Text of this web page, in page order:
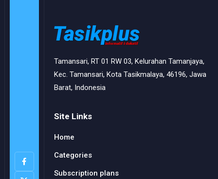
Tamansari, RT 01 RW 03, Kelurahan Tamanjaya,
Kec. Tamansari, Kota Tasikmalaya, 46196, Jawa
Barat, Indonesia
Site Links
Home
Categories
Subscription plans